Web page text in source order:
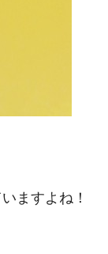
ますよね！